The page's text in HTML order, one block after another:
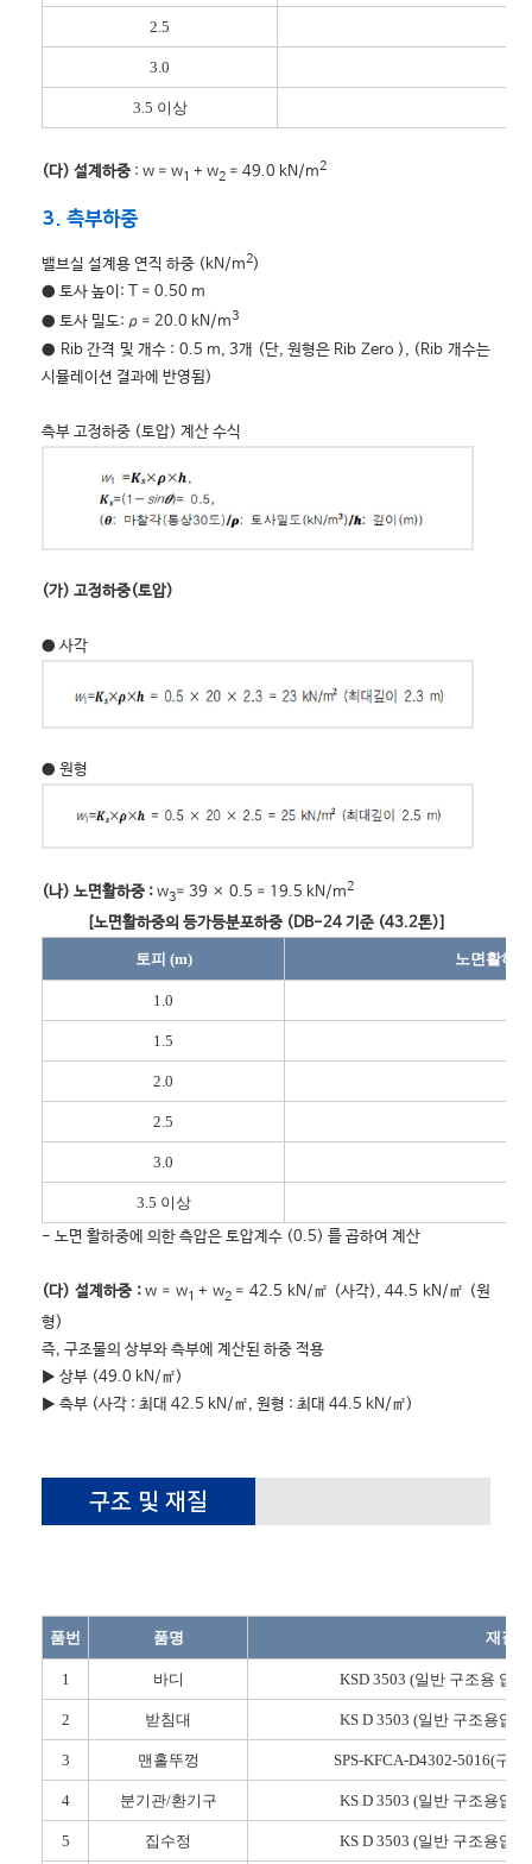
2.5
3.0
3.5 이상
(다) 설계하중 : w = w1 + w2 = 49.0 kN/m2
3. 측부하중
밸브실 설계용 연직 하중 (kN/m2)
● 토사 높이: T = 0.50 m
● 토사 밀도: ρ = 20.0 kN/m3
● Rib 간격 및 개수 : 0.5 m, 3개 (단, 원형은 Rib Zero ), (Rib 개수는
시뮬레이션 결과에 반영됨)
측부 고정하중 (토압) 계산 수식
(가) 고정하중(토압)
● 사각
● 원형
(나) 노면활하중 : w3= 39 × 0.5 = 19.5 kN/m2
[노면활하중의 등가등분포하중 (DB-24 기준 (43.2톤)]
토피 (m)
노면활하
1.0
1.5
2.0
2.5
3.0
3.5 이상
- 노면 활하중에 의한 측압은 토압계수 (0.5) 를 곱하여 계산
(다) 설계하중 :w = w1 + w2= 42.5 kN/㎡ (사각), 44.5 kN/㎡ (원
형)
즉, 구조물의 상부와 측부에 계산된 하중 적용
▶ 상부 (49.0 kN/㎡)
▶ 측부 (사각 : 최대 42.5 kN/㎡, 원형 : 최대 44.5 kN/㎡)
구조 및 재질
품번 품명 재질
1 바디 KSD 3503 (일반 구조용 압연
2 받침대 KS D 3503 (일반 구조용압연
3 맨홀뚜껑 SPS-KFCA-D4302-5016(구
4 분기관/환기구 KS D 3503 (일반 구조용압연
5 집수정 KS D 3503 (일반 구조용압연